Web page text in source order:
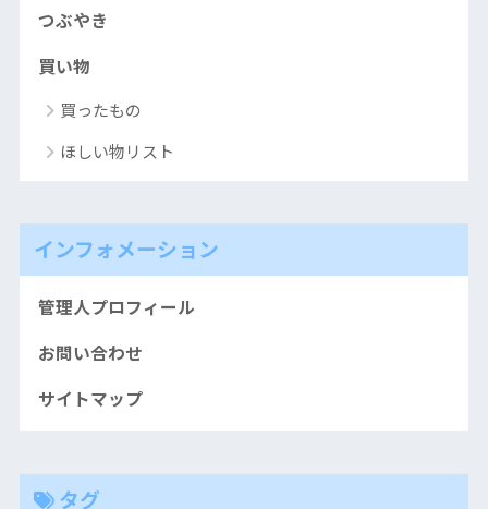
つぶやき
買い物
買ったもの
ほしい物リスト
インフォメーション
管理人プロフィール
お問い合わせ
サイトマップ
タグ